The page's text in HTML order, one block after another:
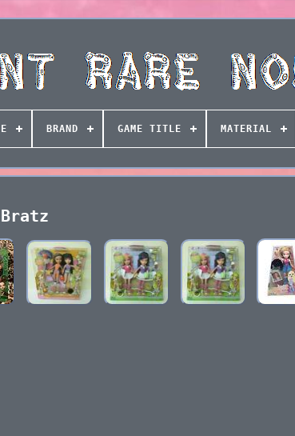
BRAND GAME TITLE MATERIAL